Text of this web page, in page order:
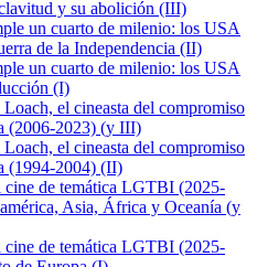
y su abolición (III)
un cuarto de milenio: los USA
de la Independencia (II)
un cuarto de milenio: los USA
(I)
el cineasta del compromiso
(2006-2023) (y III)
el cineasta del compromiso
(1994-2004) (II)
cine de temática LGTBI (2025-
Asia, África y Oceanía (y
cine de temática LGTBI (2025-